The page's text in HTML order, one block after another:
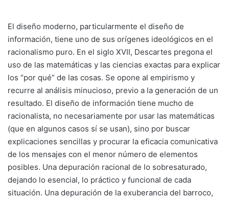
El diseño moderno, particularmente el diseño de
información, tiene uno de sus orígenes ideológicos en el
racionalismo puro. En el siglo XVII, Descartes pregona el
uso de las matemáticas y las ciencias exactas para explicar
los “por qué” de las cosas. Se opone al empirismo y
recurre al análisis minucioso, previo a la generación de un
resultado. El diseño de información tiene mucho de
racionalista, no necesariamente por usar las matemáticas
(que en algunos casos sí se usan), sino por buscar
explicaciones sencillas y procurar la eficacia comunicativa
de los mensajes con el menor número de elementos
posibles. Una depuración racional de lo sobresaturado,
dejando lo esencial, lo práctico y funcional de cada
situación. Una depuración de la exuberancia del barroco,